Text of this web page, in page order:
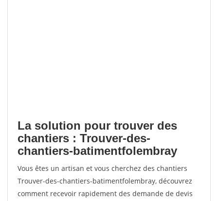
La solution pour trouver des
chantiers : Trouver-des-
chantiers-batimentfolembray
Vous êtes un artisan et vous cherchez des chantiers
Trouver-des-chantiers-batimentfolembray, découvrez
comment recevoir rapidement des demande de devis